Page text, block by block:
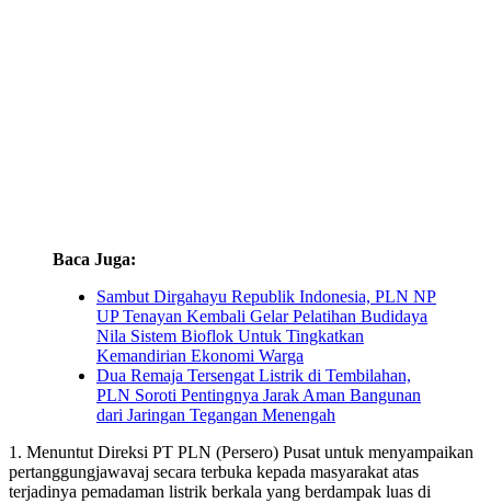
Baca Juga:
Sambut Dirgahayu Republik Indonesia, PLN NP
UP Tenayan Kembali Gelar Pelatihan Budidaya
Nila Sistem Bioflok Untuk Tingkatkan
Kemandirian Ekonomi Warga
Dua Remaja Tersengat Listrik di Tembilahan,
PLN Soroti Pentingnya Jarak Aman Bangunan
dari Jaringan Tegangan Menengah
1. Menuntut Direksi PT PLN (Persero) Pusat untuk menyampaikan
pertanggungjawavaj secara terbuka kepada masyarakat atas
terjadinya pemadaman listrik berkala yang berdampak luas di